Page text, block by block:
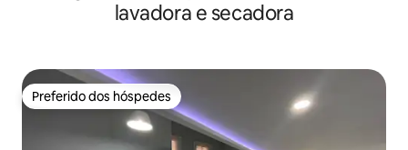
lavadora e secadora
Preferido dos hóspedes
Preferido dos hóspedes